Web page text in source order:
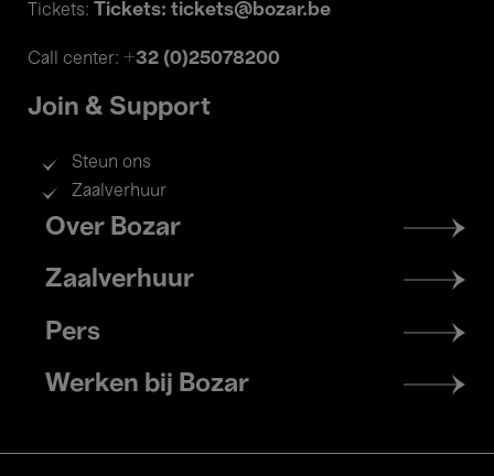
Tickets: Tickets: tickets@bozar.be
Call center: +32 (0)25078200
Join & Support
Steun ons
Zaalverhuur
Footer
menu
Over Bozar
Zaalverhuur
Pers
Werken bij Bozar